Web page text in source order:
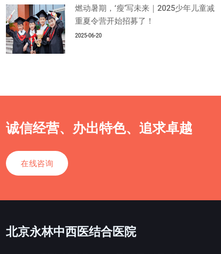
燃动暑期，‘瘦’写未来｜2025少年儿童减
重夏令营开始招募了！
2025-06-20
诚信经营、办出特色、追求卓越
在线咨询
北京永林中西医结合医院